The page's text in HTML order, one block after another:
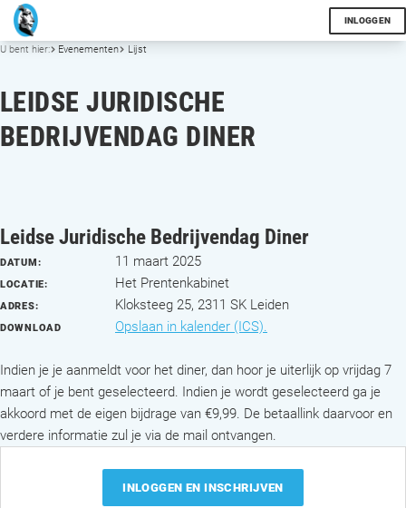
INLOGGEN
U bent hier: Evenementen Lijst
LEIDSE JURIDISCHE
BEDRIJVENDAG DINER
Leidse Juridische Bedrijvendag Diner
DATUM: 11 maart 2025
LOCATIE: Het Prentenkabinet
ADRES: Kloksteeg 25, 2311 SK Leiden
DOWNLOAD Opslaan in kalender (ICS).
Indien je je aanmeldt voor het diner, dan hoor je uiterlijk op vrijdag 7
maart of je bent geselecteerd. Indien je wordt geselecteerd ga je
akkoord met de eigen bijdrage van €9,99. De betaallink daarvoor en
verdere informatie zul je via de mail ontvangen.
INLOGGEN EN INSCHRIJVEN